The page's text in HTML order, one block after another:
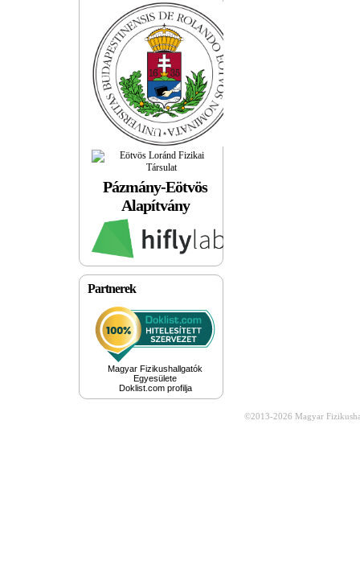
Pázmány-Eötvös
Alapítvány
Partnerek
Magyar Fizikushallgatók
Egyesülete
Doklist.com profilja
©2013-2026 Magyar